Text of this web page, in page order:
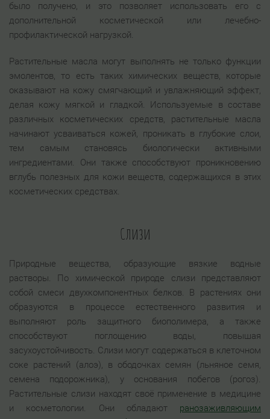
было получено, и это позволяет использовать его с
дополнительной косметической или лечебно-
профилактической нагрузкой.
Растительные масла могут выполнять не только функции
эмолентов, то есть таких химических веществ, которые
оказывают на кожу смягчающий и увлажняющий эффект,
делая кожу мягкой и гладкой. Используемые в составе
различных косметических средств, растительные масла
начинают усваиваться кожей, проникать в глубокие слои,
тем самым становясь биологически активными
ингредиентами. Они также способствуют проникновению
вглубь полезных для кожи веществ, содержащихся в этих
косметических средствах.
Слизи
Природные вещества, образующие вязкие водные
растворы. По химической природе слизи представляют
собой смеси двухкомпонентных белков. В растениях они
образуются в процессе естественного развития и
выполняют роль защитного биополимера, а также
способствуют поглощению воды, повышая
засухоустойчивость. Слизи могут содержаться в клеточном
соке растений (алоэ), в ободочках семян (льняное семя,
семена подорожника), у основания побегов (рогоз).
Растительные слизи находят своё применение в медицине
и косметологии. Они обладают ранозаживляющим